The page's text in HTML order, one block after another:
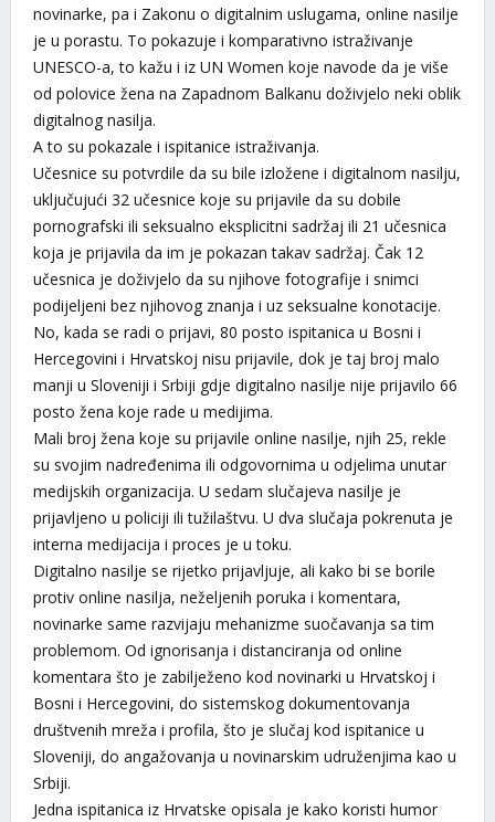
novinarke, pa i Zakonu o digitalnim uslugama, online nasilje
je u porastu. To pokazuje i komparativno istraživanje
UNESCO-a, to kažu i iz UN Women koje navode da je više
od polovice žena na Zapadnom Balkanu doživjelo neki oblik
digitalnog nasilja.
A to su pokazale i ispitanice istraživanja.
Učesnice su potvrdile da su bile izložene i digitalnom nasilju,
uključujući 32 učesnice koje su prijavile da su dobile
pornografski ili seksualno eksplicitni sadržaj ili 21 učesnica
koja je prijavila da im je pokazan takav sadržaj. Čak 12
učesnica je doživjelo da su njihove fotografije i snimci
podijeljeni bez njihovog znanja i uz seksualne konotacije.
No, kada se radi o prijavi, 80 posto ispitanica u Bosni i
Hercegovini i Hrvatskoj nisu prijavile, dok je taj broj malo
manji u Sloveniji i Srbiji gdje digitalno nasilje nije prijavilo 66
posto žena koje rade u medijima.
Mali broj žena koje su prijavile online nasilje, njih 25, rekle
su svojim nadređenima ili odgovornima u odjelima unutar
medijskih organizacija. U sedam slučajeva nasilje je
prijavljeno u policiji ili tužilaštvu. U dva slučaja pokrenuta je
interna medijacija i proces je u toku.
Digitalno nasilje se rijetko prijavljuje, ali kako bi se borile
protiv online nasilja, neželjenih poruka i komentara,
novinarke same razvijaju mehanizme suočavanja sa tim
problemom. Od ignorisanja i distanciranja od online
komentara što je zabilježeno kod novinarki u Hrvatskoj i
Bosni i Hercegovini, do sistemskog dokumentovanja
društvenih mreža i profila, što je slučaj kod ispitanice u
Sloveniji, do angažovanja u novinarskim udruženjima kao u
Srbiji.
Jedna ispitanica iz Hrvatske opisala je kako koristi humor